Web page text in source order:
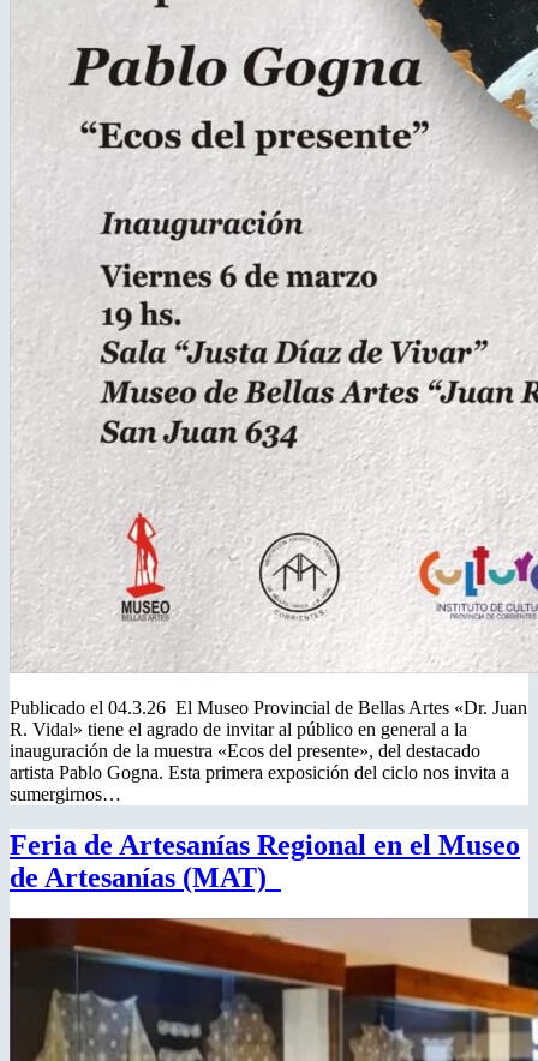
Publicado el 04.3.26 El Museo Provincial de Bellas Artes «Dr. Juan
R. Vidal» tiene el agrado de invitar al público en general a la
inauguración de la muestra «Ecos del presente», del destacado
artista Pablo Gogna. Esta primera exposición del ciclo nos invita a
sumergirnos…
Feria de Artesanías Regional en el Museo
de Artesanías (MAT)